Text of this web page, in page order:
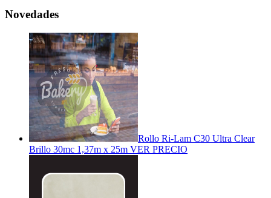
Novedades
Rollo Ri-Lam C30 Ultra Clear
Brillo 30mc 1,37m x 25m VER PRECIO